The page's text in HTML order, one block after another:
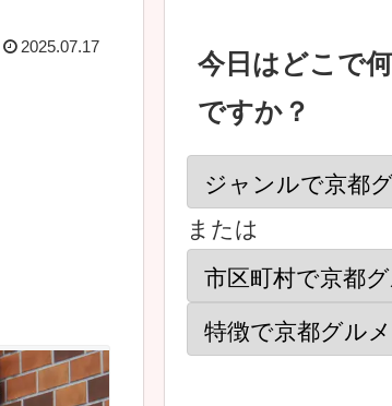
2025.07.17
今日はどこで
ですか？
または